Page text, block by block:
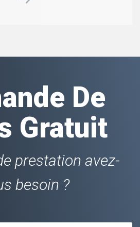
De
Gratuit
prestation avez-
besoin ?